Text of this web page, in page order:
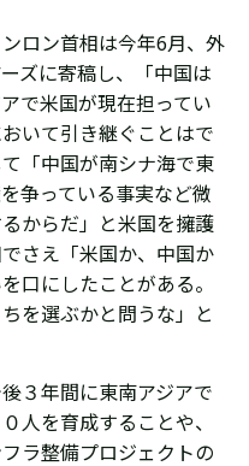
ロン首相は今年6月、 外
ズに寄稿し、
「中国は
で米国が現在担ってい
いて引き継ぐことはで
「中国が南シナ海で東
争っている事実など微
からだ」と米国を擁護
さえ「米国か、中国か
口にしたことがある。
を選ぶかと問うな」と
３年間に東南アジアで
人を育成することや、
ラ整備プロジェクトの